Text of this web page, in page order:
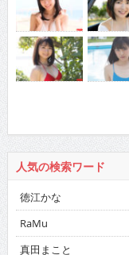
人気の検索ワード
徳江かな
RaMu
真田まこと